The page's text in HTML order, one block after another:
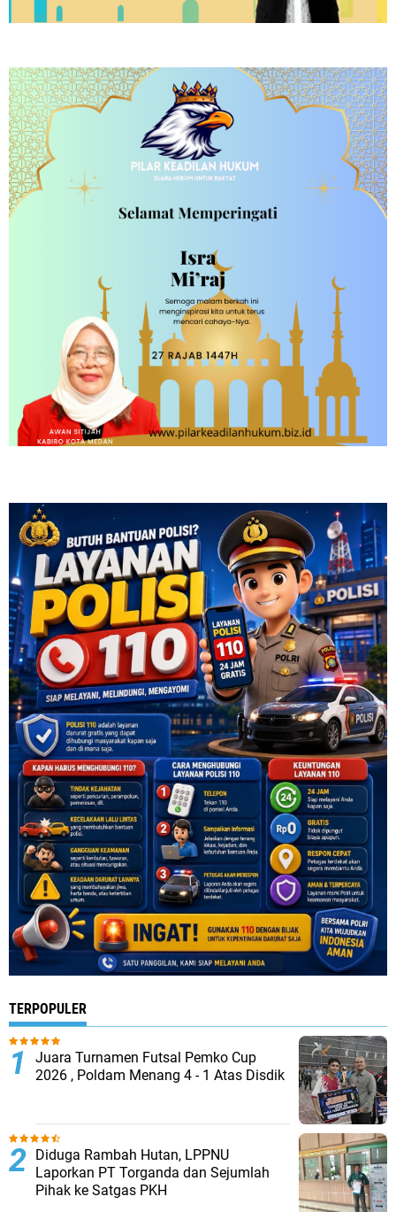
TERPOPULER
Juara Turnamen Futsal Pemko Cup
2026 , Poldam Menang 4 - 1 Atas Disdik
Diduga Rambah Hutan, LPPNU
Laporkan PT Torganda dan Sejumlah
Pihak ke Satgas PKH